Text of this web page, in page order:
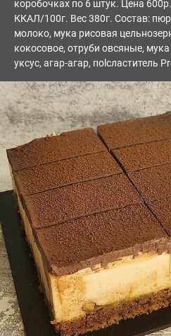
коробочках по 6 штук. Цена
ККАЛ/100г. Вес 380г. Состав:
молоко, мука рисовая
кокосовое, отруби овсяные,
уксус, агар-агар, поlсластитель